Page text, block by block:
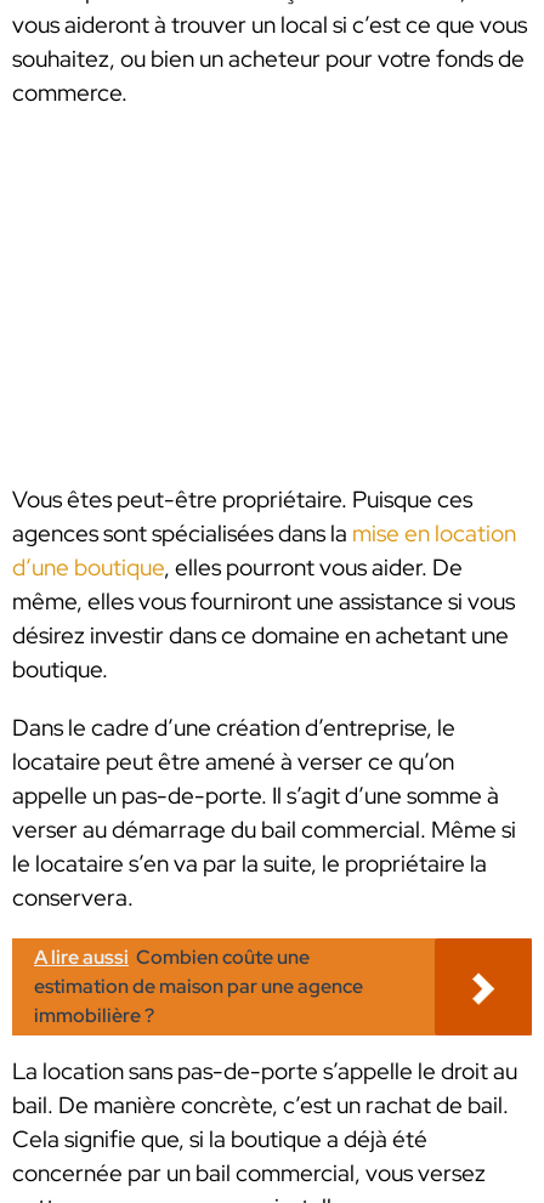
vous aideront à trouver un local si c’est ce que vous
souhaitez, ou bien un acheteur pour votre fonds de
commerce.
Vous êtes peut-être propriétaire. Puisque ces
agences sont spécialisées dans la mise en location
d’une boutique, elles pourront vous aider. De
même, elles vous fourniront une assistance si vous
désirez investir dans ce domaine en achetant une
boutique.
Dans le cadre d’une création d’entreprise, le
locataire peut être amené à verser ce qu’on
appelle un pas-de-porte. Il s’agit d’une somme à
verser au démarrage du bail commercial. Même si
le locataire s’en va par la suite, le propriétaire la
conservera.
A lire aussi Combien coûte une
estimation de maison par une agence
immobilière ?
La location sans pas-de-porte s’appelle le droit au
bail. De manière concrète, c’est un rachat de bail.
Cela signifie que, si la boutique a déjà été
concernée par un bail commercial, vous versez